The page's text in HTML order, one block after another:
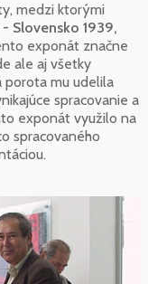
medzi ktorými
Slovensko 1939,
exponát značne
ale aj všetky
mu udelila
spracovanie a
exponát využilo na
spracovaného